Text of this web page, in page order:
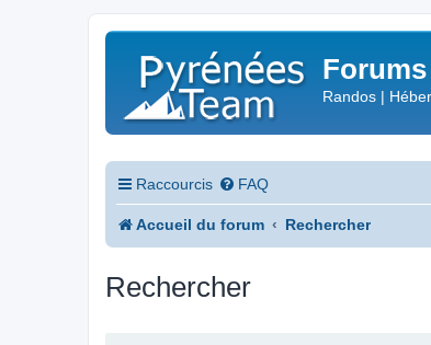
Forums
Randos |
Raccourcis FAQ
Accueil du forum Rechercher
Rechercher